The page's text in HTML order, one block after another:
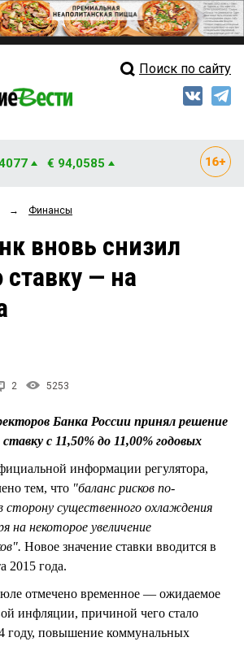
Свежий выпуск
Рейтинги
Блоги
Поиск по сайту
€ 94,0585
→ Финансы
вновь снизил
— на
2 5253
Банка России принял решение
c 11,50% до 11,00% годовых
информации регулятора,
тем, что "баланс рисков по-
существенного охлаждения
на некоторое увеличение
Новое значение ставки вводится в
2015 года.
отмечено временное — ожидаемое
инфляции, причиной чего стало
году, повышение коммунальных